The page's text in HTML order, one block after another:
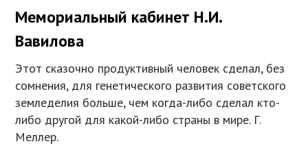
Мемориальный кабинет Н.И.
Вавилова
Этот сказочно продуктивный человек сделал, без
сомнения, для генетического развития советского
земледелия больше, чем когда-либо сделал кто-
либо другой для какой-либо страны в мире. Г.
Меллер.